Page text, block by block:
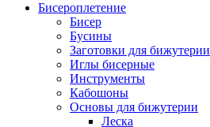
Бисероплетение
Бисер
Бусины
Заготовки для бижутерии
Иглы бисерные
Инструменты
Кабошоны
Основы для бижутерии
Леска